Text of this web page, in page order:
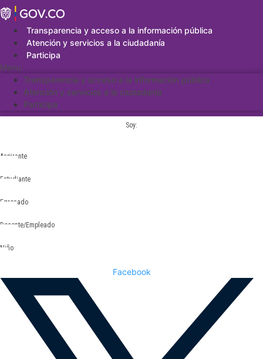
Saltar
al
contenidoTransparencia y acceso a la información pública
Atención y servicios a la ciudadanía
Participa
Menu
Transparencia y acceso a la información pública
Atención y servicios a la ciudadanía
Participa
Soy:
Aspirante
Estudiante
Egresado
Docente/Empleado
Niño
Facebook